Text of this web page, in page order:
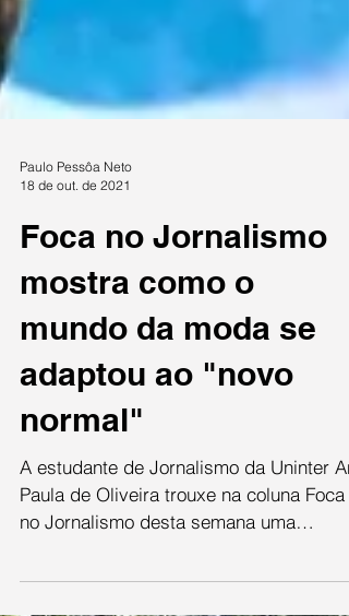
18 de out. de 2021
Foca no Jornalismo
mostra como o
mundo da moda se
adaptou ao "novo
normal"
A estudante de Jornalismo da Uninter
Paula de Oliveira trouxe na coluna Foca
reportagem sobre como o...